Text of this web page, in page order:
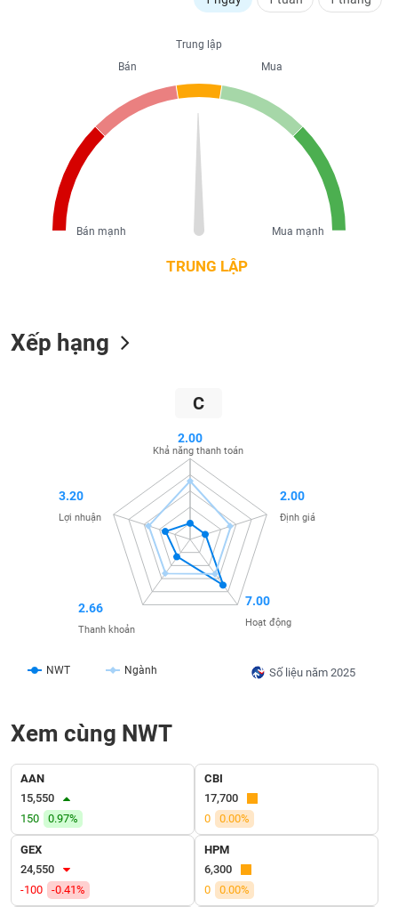
TRUNG LẬP
Trung lập
Mua
Mua mạnh
Bán
Bán mạnh
Xếp hạng
C
Số liệu năm 2025
NWT Ngành
2.00
Khả năng thanh toán
2.00
Định giá
7.00
Hoạt động
2.66
Thanh khoản
3.20
Lợi nhuận
Xem cùng NWT
AAN
15,550
150
0.97%
CBI
17,700
0
0.00%
GEX
24,550
-100
-0.41%
HPM
6,300
0
0.00%
THÔNG
DỊCH
VỤ
TRUYỀN